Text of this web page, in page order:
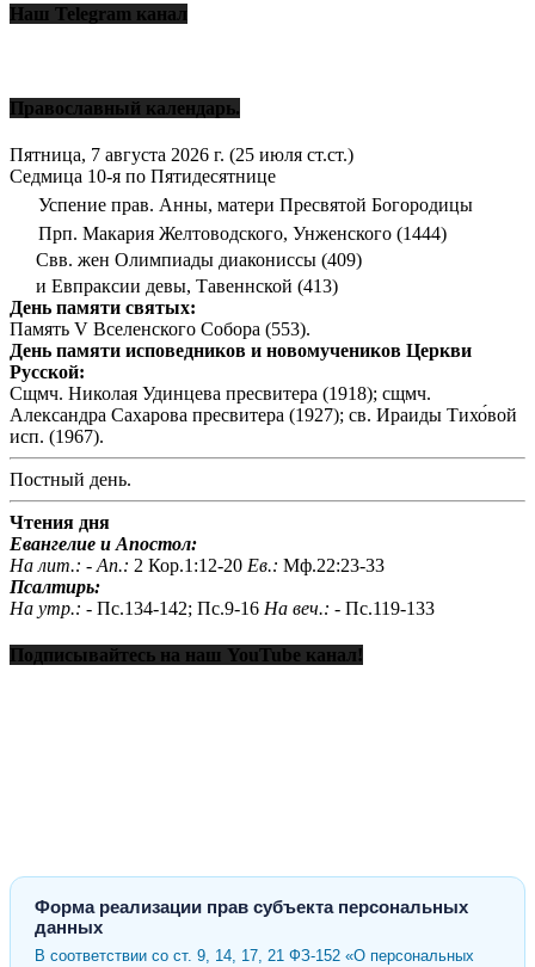
Наш Telegram канал
Православный календарь.
Пятница, 7 августа 2026 г. (25 июля ст.ст.)
Седмица 10-я по Пятидесятнице
Успение прав. Анны, матери Пресвятой Богородицы
Прп. Макария Желтоводского, Унженского (1444)
Свв. жен Олимпиады диакониссы (409)
и Евпраксии девы, Тавеннской (413)
День памяти святых:
Память V Вселенского Собора (553).
День памяти исповедников и новомучеников Церкви
Русской:
Сщмч. Николая Удинцева пресвитера (1918); сщмч.
Александра Сахарова пресвитера (1927); св. Ираиды Тихо́вой
исп. (1967).
Постный день.
Чтения дня
Евангелие и Апостол:
На лит.: - Ап.: 2 Кор.1:12-20 Ев.: Мф.22:23-33
Псалтирь:
На утр.: - Пс.134-142; Пс.9-16 На веч.: - Пс.119-133
Подписывайтесь на наш YouTube канал!
Форма реализации прав субъекта персональных
данных
В соответствии со ст. 9, 14, 17, 21 ФЗ-152 «О персональных